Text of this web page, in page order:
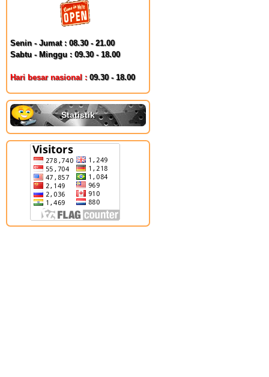
Senin - Jumat : 08.30 - 21.00
Sabtu - Minggu : 09.30 - 18.00
Hari besar nasional : 09.30 - 18.00
Statistik